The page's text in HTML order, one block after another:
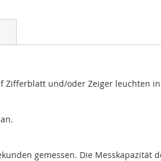
Zifferblatt und/oder Zeiger leuchten
gemessen. Die Messkapazität